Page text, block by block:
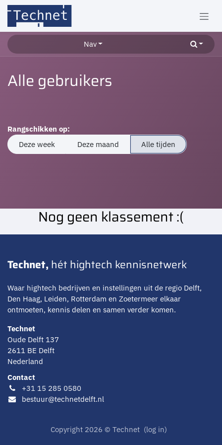
Overslaan naar inhoud
Nav
Alle gebruikers
Rangschikken op:
Deze week
Deze maand Alle tijden
Nog geen klassement :(
Technet, hét hightech kennisnetwerk
Waar hightech bedrijven en instellingen uit de regio Delft,
Den Haag, Leiden, Rotterdam en Zoetermeer elkaar
ontmoeten, kennis delen en samen verder komen.
Technet
Oude Delft 137
2611 BE Delft
Nederland
Contact
+31 15 285 0580
bestuur@technetdelft.nl
Copyright 2026 © Technet (log in)